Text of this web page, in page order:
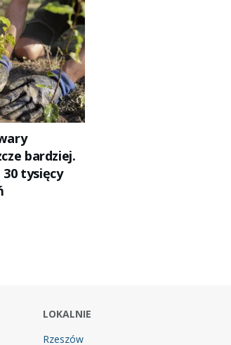
bardziej.
tysięcy
LOKALNIE
Rzeszów